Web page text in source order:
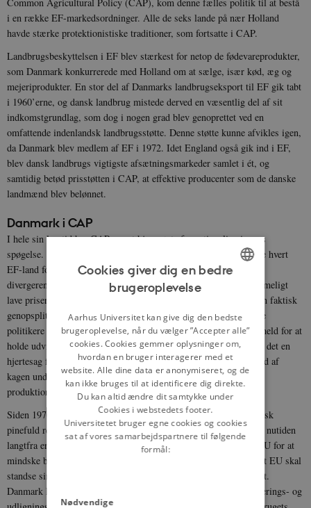
i en række EF-markedsordninger. Alle de seks lande på nær Holland
havde stærke protektionistiske traditioner, som fortsatte i CAP.
Landbrugsbeskyttelsen i EF blev stærkest for netop de fødevareprodukter,
som Danmark konkurrerede med Holland om at sælge, især kød, æg og
mejeriprodukter. En stor del af Danmarks landbrugseksport til EF gik tabt
i 1960’erne, og dansk landbrug mistede derved en væsentlig del af sit
indkomstgrundlag, som dog i nogen grad blev genoprettet ved en
omfattende indenlandsk landbrugsstøtte. Denne støtte kunne afvikles igen,
da Danmark blev medlem af EF i 1972. Idet England også gik ind i EF,
blev dansk landbrugs vigtigste afsætningsmarkeder samlet i ét, og
samtidig betød prisstøtten i CAP, at effektive producenter som de danske
landmænd blev belønnet.
Danmark i CAP
I hele sin levetid har CAP været hjemsøgt af renationaliseringens
spøgelse. Under det internationale valutakaos i 1970'erne indførte hvert
EF-land forholdsregler ved statsgrænsen for at forhindre, at de
divergerende nationale inflationsrater og vekselkurser førte til urimeligt
lave priser for deres egne landmænd. Resultatet kunne let blive en faktisk
genopsplitning af CAP i adskilte nationale markeder, men danske
politikere og landbrugsledere kæmpede hårdt og med betydeligt held for at
holde udviklingen under EF’s overordnede kontrol. Dernæst blev det en
hjertesag for danske regeringer at sikre dansk landbrug en god bid af
kagen under de årlige marathonforhandlinger om priser og
produktionskvoter i EF.
Siden 1970’erne har CAP været gennem en langtrukken og politisk
pinefuld reformproces i liberaliserende retning. Processen, som i nutiden
langtfra er ført til ende, er drevet frem dels af internt pres i EF/EU for at
mindske budgetomkostningerne, dels af omverdenens krav om, at EU skal
standse sin eksportstøtte og åbne EU’s eget marked for fri import.
Danmark har altid i princippet støttet frihandel, men når et regulerings- og
DANISH
Cookies giver dig en bedre
brugeroplevelse
Aarhus Universitet kan give dig den bedste
brugeroplevelse, når du vælger ”Accepter alle”
cookies. Cookies gemmer oplysninger om,
hvordan en bruger interagerer med et
website. Alle dine data er anonymiseret, og de
kan ikke bruges til at identificere dig direkte.
Du kan altid ændre dit samtykke under
Cookies i webstedets footer.
Universitetet bruger egne cookies og cookies
sat af vores samarbejdspartnere til følgende
formål:
Nødvendige